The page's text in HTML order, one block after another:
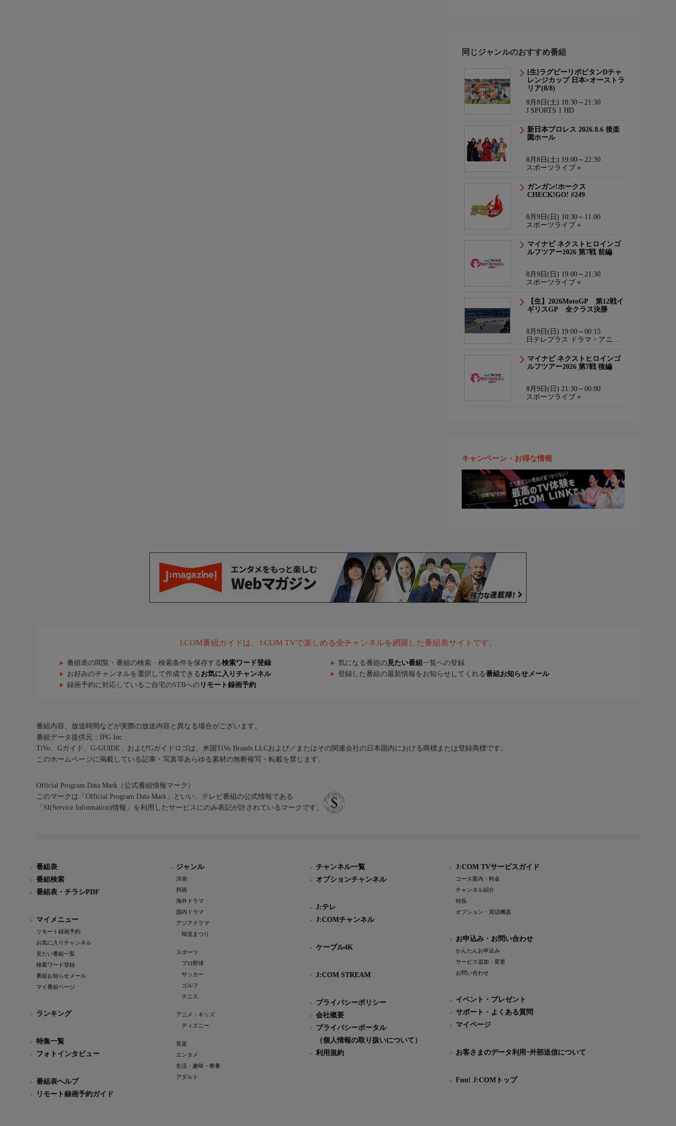
同じジャンルのおすすめ番組
[生]ラグビーリポビタンDチャ
レンジカップ 日本×オーストラ
リア(8/8)
8月8日(土) 18:30～21:30
J SPORTS 1 HD
新日本プロレス 2026.8.6 後楽
園ホール
8月8日(土) 19:00～22:30
スポーツライブ＋
ガンガン!ホークス
CHECK!GO! #249
8月9日(日) 10:30～11:00
スポーツライブ＋
マイナビ ネクストヒロインゴ
ルフツアー2026 第7戦 前編
8月9日(日) 19:00～21:30
スポーツライブ＋
【生】2026MotoGP 第12戦イ
ギリスGP 全クラス決勝
8月9日(日) 19:00～00:15
日テレプラス ドラマ・アニ
マイナビ ネクストヒロインゴ
ルフツアー2026 第7戦 後編
8月9日(日) 21:30～00:00
スポーツライブ＋
キャンペーン・お得な情報
J:COM番組ガイドは、J:COM TVで楽しめる全チャンネルを網羅した番組表サイトです。
番組表の閲覧・番組の検索・検索条件を保存する検索ワード登録 気になる番組の 見たい番組 一覧への登録
お好みのチャンネルを選択して作成できる お気に入りチャンネル 登録した番組の最新情報をお知らせしてくれる番組お知らせメール
録画予約に対応しているご自宅のSTBへの リモート録画予約
番組内容、放送時間などが実際の放送内容と異なる場合がございます。
番組データ提供元：IPG Inc.
TiVo、Gガイド、G-GUIDE、およびGガイドロゴは、米国TiVo Brands LLCおよび／またはその関連会社の日本国内における商標または登録商標です。
このホームページに掲載している記事・写真等あらゆる素材の無断複写・転載を禁じます。
Official Program Data Mark（公式番組情報マーク）
このマークは「Official Program Data Mark」といい、テレビ番組の公式情報である
「SI(Service Information)情報」を利用したサービスにのみ表記が許されているマークです。
番組表
番組検索
番組表・チラシPDF
マイメニュー
リモート録画予約
お気に入りチャンネル
見たい番組一覧
検索ワード登録
番組お知らせメール
マイ番組ページ
ランキング
特集一覧
フォトインタビュー
番組表ヘルプ
リモート録画予約ガイド
ジャンル
洋画
邦画
海外ドラマ
国内ドラマ
アジアドラマ
韓流まつり
スポーツ
プロ野球
サッカー
ゴルフ
テニス
アニメ・キッズ
ディズニー
音楽
エンタメ
生活・趣味・教養
アダルト
チャンネル一覧
オプションチャンネル
J:テレ
J:COMチャンネル
ケーブル4K
J:COM STREAM
プライバシーポリシー
会社概要
プライバシーポータル
（個人情報の取り扱いについて）
利用規約
J:COM TVサービスガイド
コース案内・料金
チャンネル紹介
特長
オプション・周辺機器
お申込み・お問い合わせ
かんたんお申込み
サービス追加・変更
お問い合わせ
イベント・プレゼント
サポート・よくある質問
マイページ
お客さまのデータ利用･外部送信について
Fun! J:COMトップ